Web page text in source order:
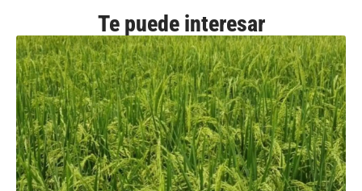
Te puede interesar